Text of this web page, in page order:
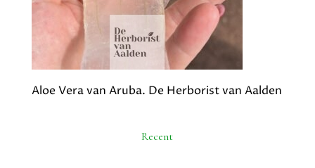
Aloe Vera van Aruba. De Herborist van Aalden
Recent